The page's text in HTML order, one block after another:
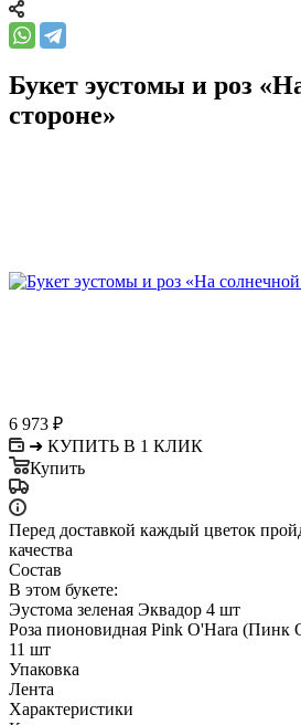
Букет эустомы и роз
стороне»
6 973 ₽
➜ КУПИТЬ В 1 КЛИК
Купить
Перед доставкой каждый цветок
качества
Состав
В этом букете:
Эустома зеленая Эквадор 4 шт
Роза пионовидная Pink O'Hara (Пинк
11 шт
Упаковка
Лента
Характеристики